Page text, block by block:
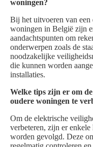
woningen?
Bij het uitvoeren van
woningen in België zijn
aandachtspunten om
onderwerpen zoals de
noodzakelijke
die kunnen worden
installaties.
Welke tips zijn er om
oudere woningen te
Om de elektrische
verbeteren, zijn er
worden gevolgd. Deze